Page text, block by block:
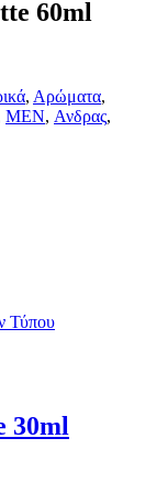
60ml
, Αρώματα,
MEN, Ανδρας,
Τύπου
30ml